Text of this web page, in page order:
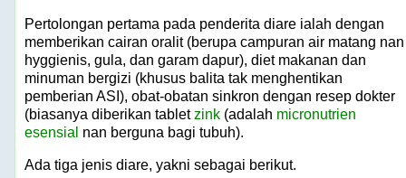
Pertolongan pertama pada penderita diare ialah dengan
memberikan cairan oralit (berupa campuran air matang nan
hyggienis, gula, dan garam dapur), diet makanan dan
minuman bergizi (khusus balita tak menghentikan
pemberian ASI), obat-obatan sinkron dengan resep dokter
(biasanya diberikan tabletzink (adalah micronutrien
esensial nan berguna bagi tubuh).
Ada tiga jenis diare, yakni sebagai berikut.